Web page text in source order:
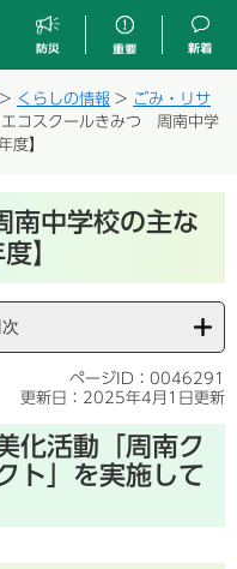
> くらしの情報 > ごみ・リサ
エコスクールきみつ 周南中学
度】
中学校の主な
】
ページID：0046291
更新日：2025年4月1日更新
化活動 「周南ク
ト」を実施して